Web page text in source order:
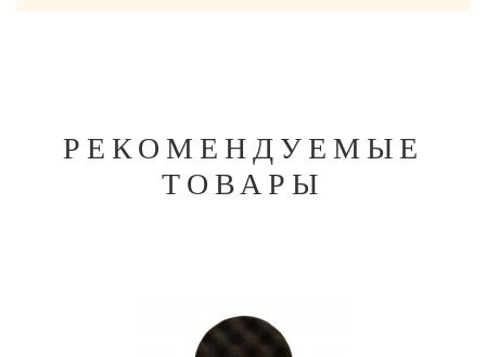
РЕКОМЕНДУЕМЫЕ
ТОВАРЫ